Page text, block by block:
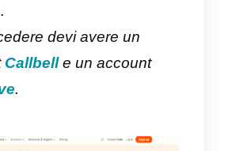
articolo spiegheremo
WhatsAppa